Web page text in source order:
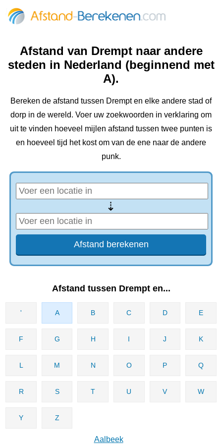
Afstand van Drempt naar andere
steden in Nederland (beginnend met
A).
Bereken de afstand tussen Drempt en elke andere stad of
dorp in de wereld. Voer uw zoekwoorden in verklaring om
uit te vinden hoeveel mijlen afstand tussen twee punten is
en hoeveel tijd het kost om van de ene naar de andere
punk.
⇢
Afstand tussen Drempt en...
' A B C D E
F G H I J K
L M N O P Q
R S T U V W
Y Z
Aalbeek